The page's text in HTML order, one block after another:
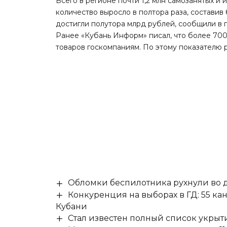
количество выросло в полтора раза,
достигли полутора млрд рублей, сообщили
Ранее «Кубань Информ» писал, что более
товаров госкомпаниям. По этому показателю
Обломки беспилотника рухнули во
Конкуренция на выборах в ГД: 55
Кубани
Стал известен полный список